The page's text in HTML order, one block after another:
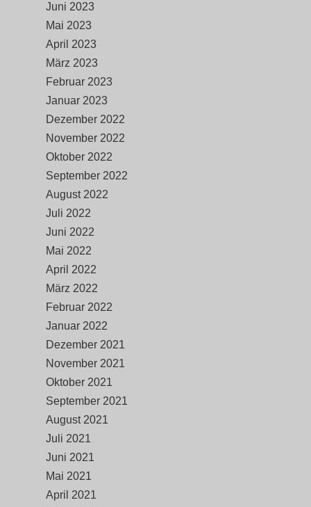
Juni 2023
Mai 2023
April 2023
März 2023
Februar 2023
Januar 2023
Dezember 2022
November 2022
Oktober 2022
September 2022
August 2022
Juli 2022
Juni 2022
Mai 2022
April 2022
März 2022
Februar 2022
Januar 2022
Dezember 2021
November 2021
Oktober 2021
September 2021
August 2021
Juli 2021
Juni 2021
Mai 2021
April 2021